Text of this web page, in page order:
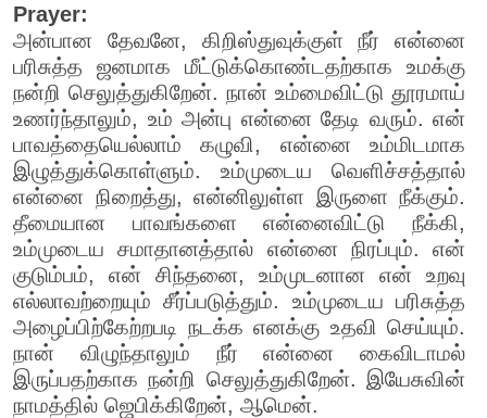
Prayer:
அன்பான தேவனே, கிறிஸ்துவுக்குள் நீர் என்னை
பரிசுத்த ஜனமாக மீட்டுக்கொண்டதற்காக உமக்கு
நன்றி செலுத்துகிறேன். நான் உம்மைவிட்டு தூரமாய்
உணர்ந்தாலும், உம் அன்பு என்னை தேடி வரும். என்
பாவத்தையெல்லாம் கழுவி, என்னை உம்மிடமாக
இழுத்துக்கொள்ளும். உம்முடைய வெளிச்சத்தால்
என்னை நிறைத்து, என்னிலுள்ள இருளை நீக்கும்.
தீமையான பாவங்களை என்னைவிட்டு நீக்கி,
உம்முடைய சமாதானத்தால் என்னை நிரப்பும். என்
குடும்பம், என் சிந்தனை, உம்முடனான என் உறவு
எல்லாவற்றையும் சீர்ப்படுத்தும். உம்முடைய பரிசுத்த
அழைப்பிற்கேற்றபடி நடக்க எனக்கு உதவி செய்யும்.
நான் விழுந்தாலும் நீர் என்னை கைவிடாமல்
இருப்பதற்காக நன்றி செலுத்துகிறேன். இயேசுவின்
நாமத்தில் ஜெபிக்கிறேன், ஆமென்.